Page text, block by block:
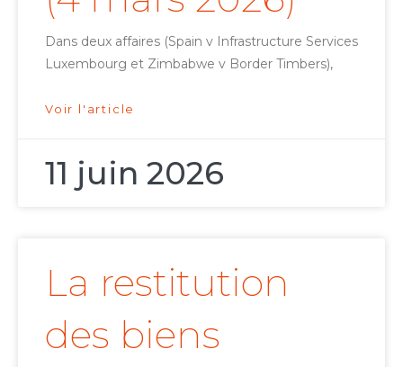
Dans deux affaires (Spain v Infrastructure Services
Luxembourg et Zimbabwe v Border Timbers),
Voir l'article
11 juin 2026
La restitution
des biens